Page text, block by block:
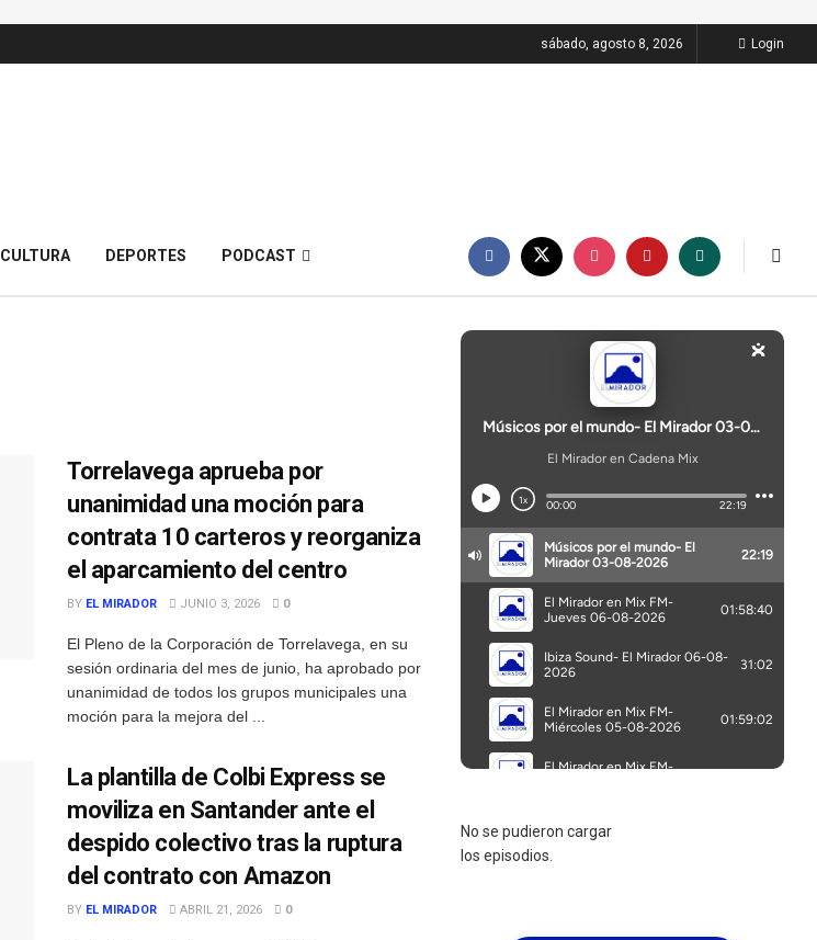
sábado, agosto 8, 2026 Login
CULTURA DEPORTES PODCAST
Torrelavega aprueba por
unanimidad una moción para
contrata 10 carteros y reorganiza
el aparcamiento del centro
BY EL MIRADOR JUNIO 3, 2026 0
El Pleno de la Corporación de Torrelavega, en su
sesión ordinaria del mes de junio, ha aprobado por
unanimidad de todos los grupos municipales una
moción para la mejora del ...
La plantilla de Colbi Express se
moviliza en Santander ante el
despido colectivo tras la ruptura
del contrato con Amazon
BY EL MIRADOR ABRIL 21, 2026 0
No se pudieron cargar
los episodios.